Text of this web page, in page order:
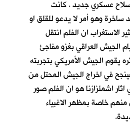
عسكري جديد . كانت
ساخرة وهو أمر لا يدعو للقلق او
الاستغراب ان الفلم انتقل
الجيش العراقي بغزو مفاجئ
يقوم الجيش الأمريكي بتجربته
في اخراج الجيش المحتل من
اشمئزازنا هو ان الفلم صور
منهم خاصة بمظهر الاغبياء